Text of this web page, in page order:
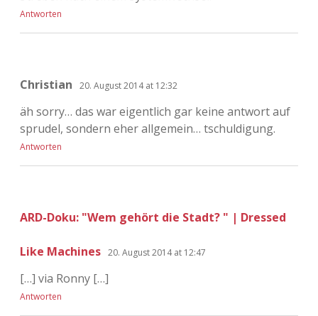
Antworten
Christian 20. August 2014 at 12:32
äh sorry… das war eigentlich gar keine antwort auf
sprudel, sondern eher allgemein… tschuldigung.
Antworten
ARD-Doku: "Wem gehört die Stadt? " | Dressed
Like Machines 20. August 2014 at 12:47
[…] via Ronny […]
Antworten